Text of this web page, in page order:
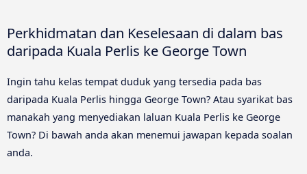
Perkhidmatan dan Keselesaan di dalam bas
daripada Kuala Perlis ke George Town
Ingin tahu kelas tempat duduk yang tersedia pada bas
daripada Kuala Perlis hingga George Town? Atau syarikat bas
manakah yang menyediakan laluan Kuala Perlis ke George
Town? Di bawah anda akan menemui jawapan kepada soalan
anda.